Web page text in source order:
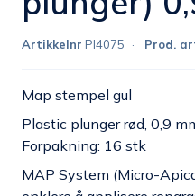
Artikkelnr PI4075 Prod.
Map stempel gul
Plastic plunger rød, 0,9
Forpakning: 16 stk
MAP System (Micro-